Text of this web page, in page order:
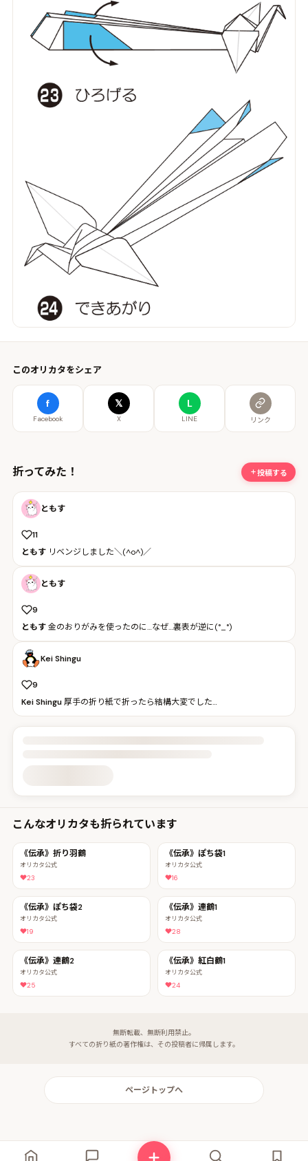
このオリカタをシェア
f
Facebook
𝕏
X
L
LINE リンク
折ってみた！ 投稿する
ともす
11
ともす リベンジしました＼(^o^)／
ともす
9
ともす金のおりがみを使ったのに…なぜ…裏表が逆に(°_°)
Kei Shingu
9
Kei Shingu厚手の折り紙で折ったら結構大変でした…
投稿詳細を読み込んでいます
こんなオリカタも折られています
《伝承》折り羽鶴
オリカタ公式
23
《伝承》ぽち袋1
オリカタ公式
16
《伝承》ぽち袋2
オリカタ公式
19
《伝承》連鶴1
オリカタ公式
28
《伝承》連鶴2
オリカタ公式
25
《伝承》紅白鶴1
オリカタ公式
24
無断転載、無断利用禁止。
すべての折り紙の著作権は、その投稿者に帰属します。
ページトップへ